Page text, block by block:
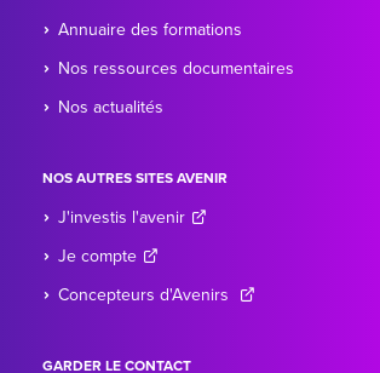
Annuaire des formations
Nos ressources documentaires
Nos actualités
NOS AUTRES SITES AVENIR
J'investis l'avenir
Je compte
Concepteurs d'Avenirs
GARDER LE CONTACT